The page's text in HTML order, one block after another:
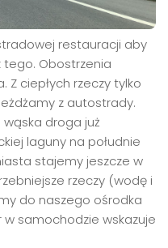
restauracji aby
tego. Obostrzenia
Z ciepłych rzeczy tylko
z autostrady.
wąska droga już
laguny na południe
stajemy jeszcze w
rzeczy (wodę i
do naszego ośrodka
samochodzie wskazuje